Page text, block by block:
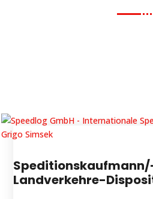
Landverkehre-